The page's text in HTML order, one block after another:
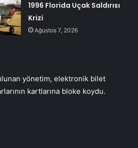
1996 Florida Uçak Saldırısı
Krizi
Ağustos 7, 2026
yönetim, elektronik bilet
kartlarına bloke koydu.